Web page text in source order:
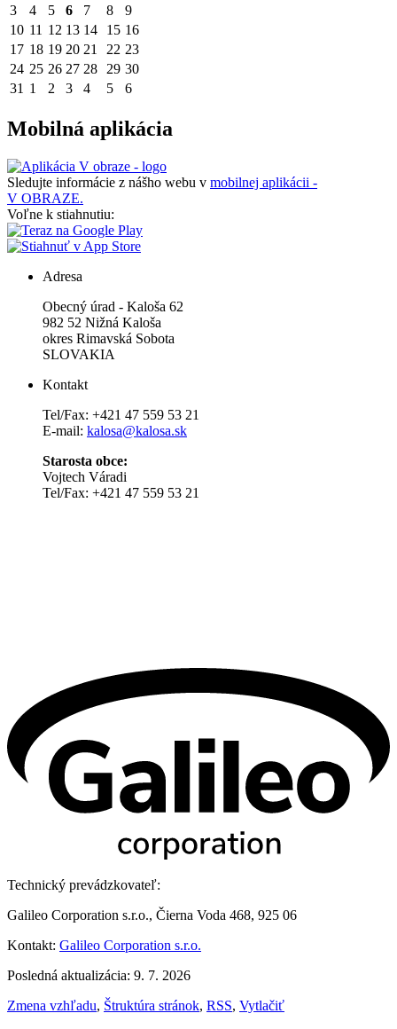
3
4 5 6 7 8
9
10 11 12 13 14 15 16
17 18 19 20 21 22 23
24 25 26 27 28 29 30
31 1 2 3 4 5 6
Mobilná aplikácia
Sledujte informácie z nášho webu v mobilnej aplikácii -
V OBRAZE.
Voľne k stiahnutiu:
Adresa
Obecný úrad - Kaloša 62
982 52 Nižná Kaloša
okres Rimavská Sobota
SLOVAKIA
Kontakt
Tel/Fax: +421 47 559 53 21
E-mail: kalosa@kalosa.sk
Starosta obce:
Vojtech Váradi
Tel/Fax: +421 47 559 53 21
Technický prevádzkovateľ:
Galileo Corporation s.r.o., Čierna Voda 468, 925 06
Kontakt: Galileo Corporation s.r.o.
Posledná aktualizácia: 9. 7. 2026
Zmena vzhľadu, Štruktúra stránok, RSS, Vytlačiť